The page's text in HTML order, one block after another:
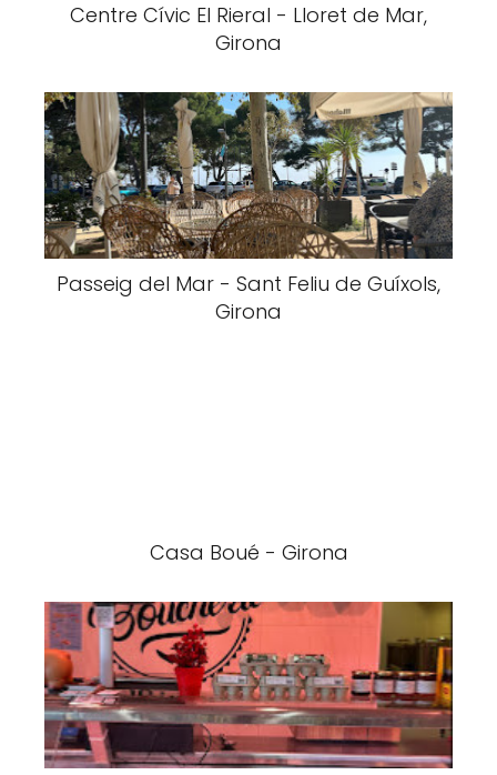
Centre Cívic El Rieral - Lloret de Mar,
Girona
Passeig del Mar - Sant Feliu de Guíxols,
Girona
Casa Boué - Girona